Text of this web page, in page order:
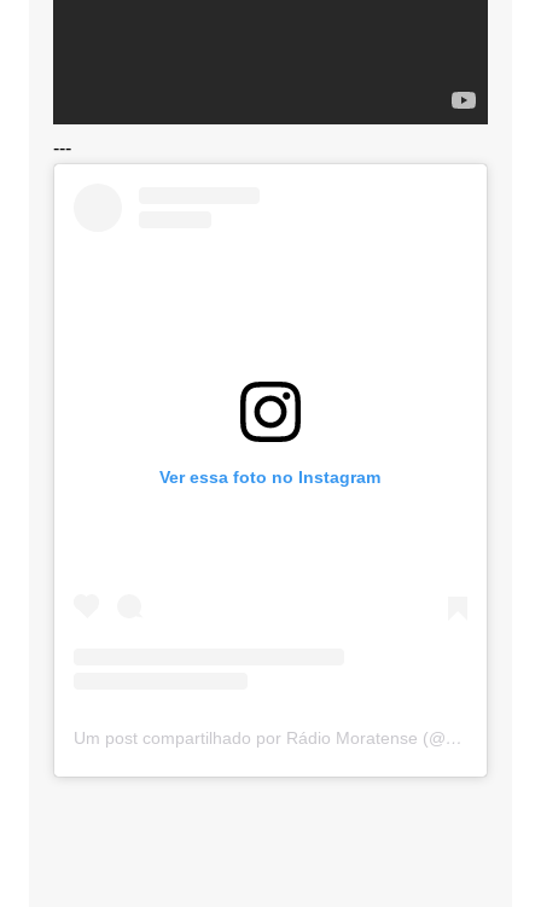
---
Ver essa foto no Instagram
Um post compartilhado por Rádio Moratense (@radio_moratense)